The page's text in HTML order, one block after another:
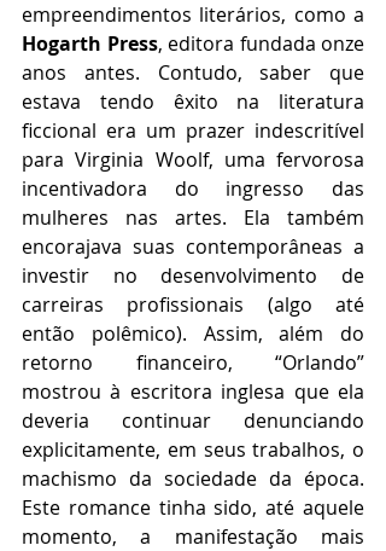
Hogarth Press, editora fundada onze
anos antes. Contudo, saber que
estava tendo êxito na literatura
ficcional era um prazer indescritível
para Virginia Woolf, uma fervorosa
incentivadora do ingresso das
mulheres nas artes. Ela também
encorajava suas contemporâneas a
investir no desenvolvimento de
carreiras profissionais (algo até
então polêmico). Assim, além do
retorno financeiro, “Orlando”
mostrou à escritora inglesa que ela
deveria continuar denunciando
explicitamente, em seus trabalhos, o
machismo da sociedade da época.
Este romance tinha sido, até aquele
momento, a manifestação mais